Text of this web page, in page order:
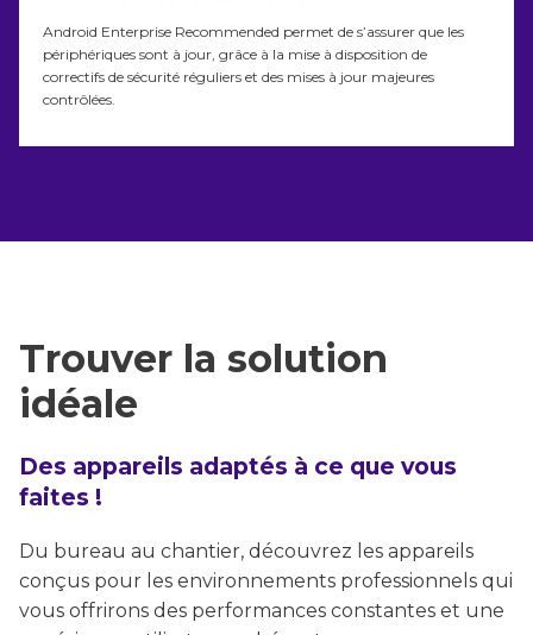
Android Enterprise Recommended permet de s’assurer que les
périphériques sont à jour, grâce à la mise à disposition de
correctifs de sécurité réguliers et des mises à jour majeures
contrôlées.
Trouver la solution
idéale
Des appareils adaptés à ce que vous
faites !
Du bureau au chantier, découvrez les appareils
conçus pour les environnements professionnels qui
vous offrirons des performances constantes et une